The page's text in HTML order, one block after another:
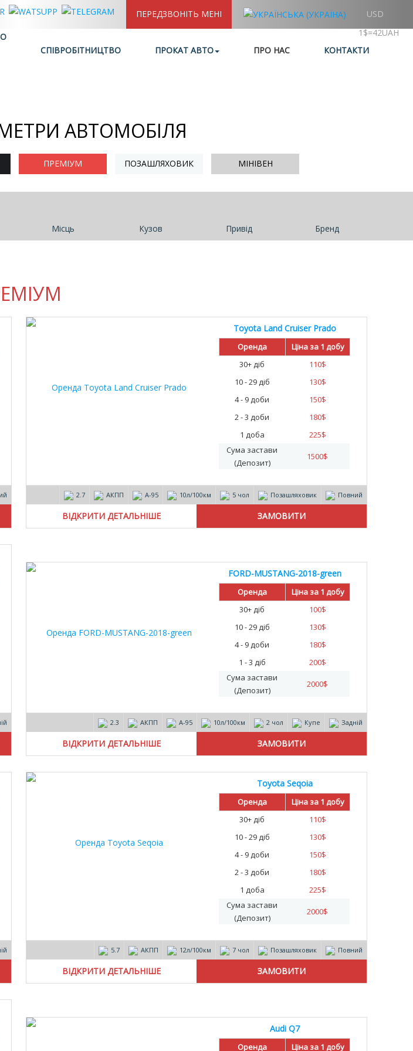
ПЕРЕДЗВОНІТЬ МЕНІ
USD
1$=42UAH
СПІВРОБІТНИЦТВО ПРОКАТ АВТО ПРО НАС КОНТАКТИ
АВТОМОБІЛЯ
ПРЕМІУМ ПОЗАШЛЯХОВИК МІНІВЕН
Місць Кузов Привід Бренд
Toyota Land Cruiser Prado
Оренда
Ціна за 1 добу
30+ діб
110$
10 - 29 діб
130$
4 - 9 доби
150$
2 - 3 доби
180$
1 доба
225$
Сума застави
(Депозит)
1500$
2.7 АКПП А-95 10л/100км 5 чол Позашляховик Повний
ВІДКРИТИ ДЕТАЛЬНІШЕ
FORD-MUSTANG-2018-green
Оренда
Ціна за 1 добу
30+ діб
100$
10 - 29 діб
130$
4 - 9 доби
180$
1 - 3 діб
200$
Сума застави
(Депозит)
2000$
2.3 АКПП А-95 10л/100км 2 чол Купе Задній
ВІДКРИТИ ДЕТАЛЬНІШЕ
Toyota Seqoia
Оренда
Ціна за 1 добу
30+ діб
110$
10 - 29 діб
130$
4 - 9 доби
150$
2 - 3 доби
180$
1 доба
225$
Сума застави
(Депозит)
2000$
5.7 АКПП 12л/100км 7 чол Позашляховик Повний
ВІДКРИТИ ДЕТАЛЬНІШЕ
Audi Q7
Оренда
Ціна за 1 добу